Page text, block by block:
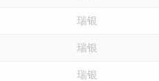
瑞银
瑞银
瑞银